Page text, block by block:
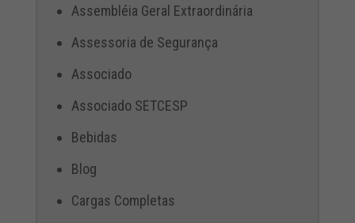
Assembléia Geral Extraordinária
Assessoria de Segurança
Associado
Associado SETCESP
Bebidas
Blog
Cargas Completas